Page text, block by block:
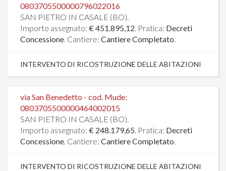
0803705500000796022016
SAN PIETRO IN CASALE (BO).
Importo assegnato: € 451.895,12. Pratica: Decreti
Concessione. Cantiere: Cantiere Completato.
INTERVENTO DI RICOSTRUZIONE DELLE ABITAZIONI
via San Benedetto - cod. Mude:
0803705500000464002015
SAN PIETRO IN CASALE (BO).
Importo assegnato: € 248.179,65. Pratica: Decreti
Concessione. Cantiere: Cantiere Completato.
INTERVENTO DI RICOSTRUZIONE DELLE ABITAZIONI